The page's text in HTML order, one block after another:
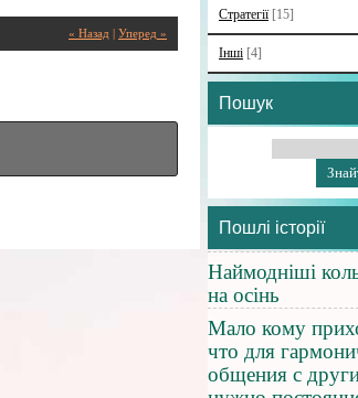
« Назад Уперед »
Стратегії [15]
Інші [4]
Пошук
Пошлі історії